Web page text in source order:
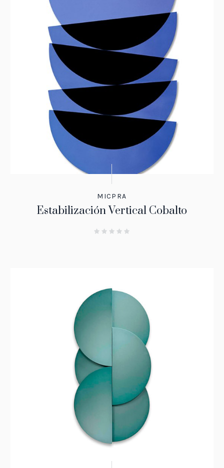
MICPRA
Estabilización Vertical Cobalto